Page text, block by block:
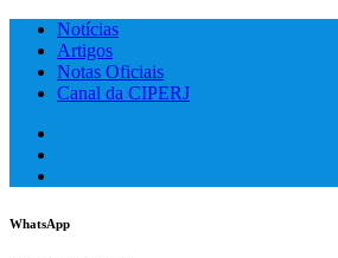
Skip
content
Notícias
Artigos
Notas Oficiais
Canal da CIPERJ
WhatsApp